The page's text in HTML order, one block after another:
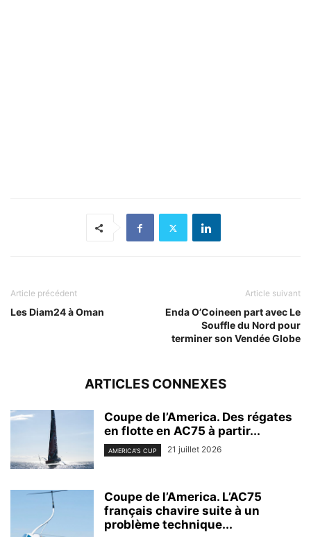
Article précédent
Les Diam24 à Oman
Article suivant
Enda O’Coineen part avec Le
Souffle du Nord pour
terminer son Vendée Globe
ARTICLES CONNEXES
Coupe de l’America. Des régates
en flotte en AC75 à partir...
AMERICA'S CUP 21 juillet 2026
Coupe de l’America. L’AC75
français chavire suite à un
problème technique...